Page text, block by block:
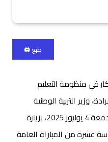
طبع 🖨
في منظومة التعليم
وزير التربية الوطنية
والتعليم الأولي والرياضة، يوم الجمعة 4 يوليوز 2025، بزيارة
عشرة من المباراة العامة